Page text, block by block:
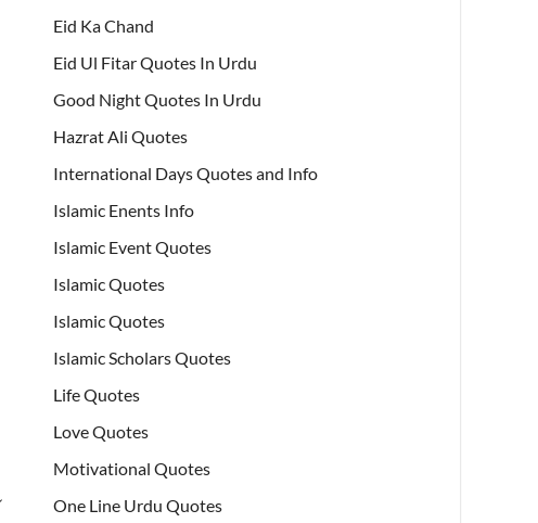
Eid Ka Chand
Eid Ul Fitar Quotes In Urdu
Good Night Quotes In Urdu
Hazrat Ali Quotes
International Days Quotes and Info
Islamic Enents Info
Islamic Event Quotes
Islamic Quotes
Islamic Quotes
Islamic Scholars Quotes
Life Quotes
Love Quotes
Motivational Quotes
One Line Urdu Quotes